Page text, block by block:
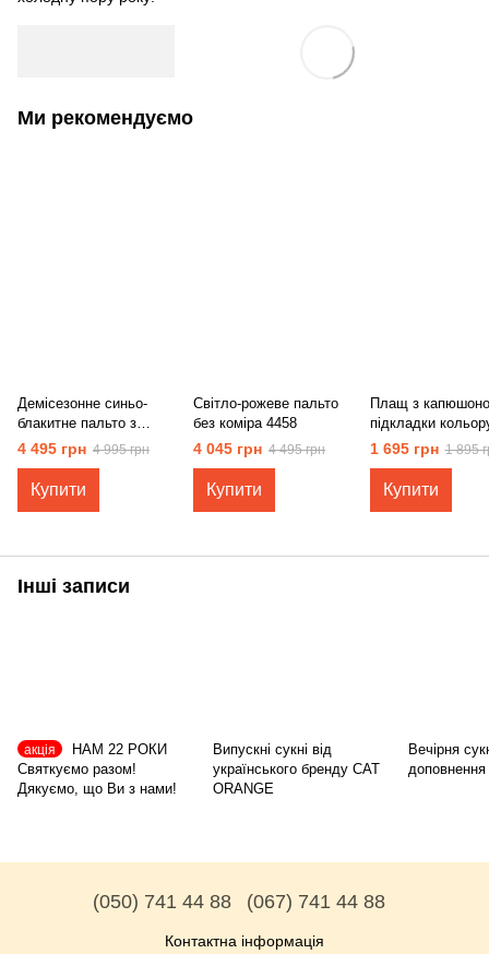
Ми рекомендуємо
Демісезонне синьо-
блакитне пальто з
відкладним коміром
4 495 грн 4 995 грн
Купити
Світло-рожеве пальто
без коміра 4458
4 045 грн 4 495 грн
Купити
Плащ з
підкладки
рожевого
1 695 грн 1 895
Купити
Інші записи
акція
НАМ 22 РОКИ
Святкуємо разом!
Дякуємо, що Ви з нами!
Випускні сукні від
українського бренду CAT
ORANGE
Вечірня
доповнення
(050) 741 44 88 (067) 741 44 88
Контактна інформація